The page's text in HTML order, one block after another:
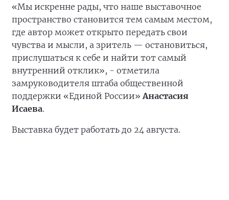
«Мы искренне рады, что наше выставочное
пространство становится тем самым местом,
где автор может открыто передать свои
чувства и мысли, а зритель — остановиться,
прислушаться к себе и найти тот самый
внутренний отклик», - отметила
замруководителя штаба общественной
поддержки «Единой России»Анастасия
Исаева.
Выставка будет работать до 24 августа.